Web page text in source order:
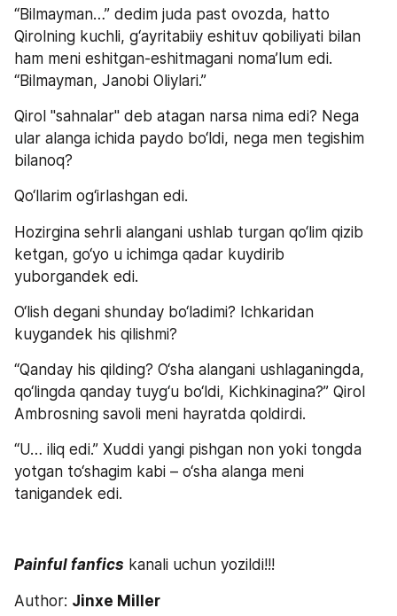
“Bilmayman…” dedim juda past ovozda, hatto
Qirolning kuchli, g‘ayritabiiy eshituv qobiliyati bilan
ham meni eshitgan-eshitmagani noma’lum edi.
“Bilmayman, Janobi Oliylari.”
Qirol "sahnalar" deb atagan narsa nima edi? Nega
ular alanga ichida paydo bo‘ldi, nega men tegishim
bilanoq?
Qo‘llarim og‘irlashgan edi.
Hozirgina sehrli alangani ushlab turgan qo‘lim qizib
ketgan, go‘yo u ichimga qadar kuydirib
yuborgandek edi.
O‘lish degani shunday bo‘ladimi? Ichkaridan
kuygandek his qilishmi?
“Qanday his qilding? O‘sha alangani ushlaganingda,
qo‘lingda qanday tuyg‘u bo‘ldi, Kichkinagina?” Qirol
Ambrosning savoli meni hayratda qoldirdi.
“U… iliq edi.” Xuddi yangi pishgan non yoki tongda
yotgan to‘shagim kabi – o‘sha alanga meni
tanigandek edi.
Painful fanfics kanali uchun yozildi!!!
Author: Jinxe Miller